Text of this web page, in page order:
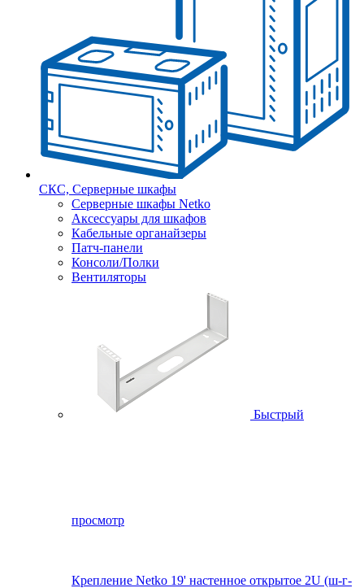
СКС, Серверные шкафы
Серверные шкафы Netko
Аксессуары для шкафов
Кабельные органайзеры
Патч-панели
Консоли/Полки
Вентиляторы
Быстрый
просмотр
Крепление Netko 19' настенное открытое 2U (ш-г-